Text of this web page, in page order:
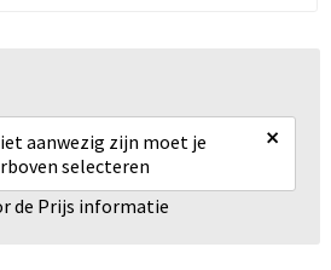
aanwezig zijn moet je
selecteren
×
de Prijs informatie